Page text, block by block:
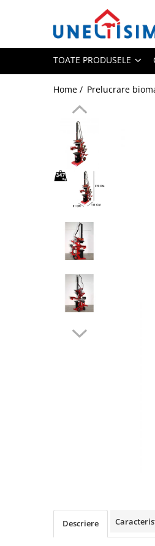
Toate Produsele
Tocatoare crengi si resturi vegetale
Aspiratoare si suflante frunze
Accesorii despicatoare
Despicatoare cu motor termic
Despicatoare electrice
Despicatoare hidraulice
Despicatoare priza tractor PTO
Fierastraie circulare lemne
Linii taiere si despicare
Masini de maturat
Polizoare de cioturi pomi
Benzi transportoare
Cupe transport
TOATE PRODUSELE
Home / Prelucrare
Descriere